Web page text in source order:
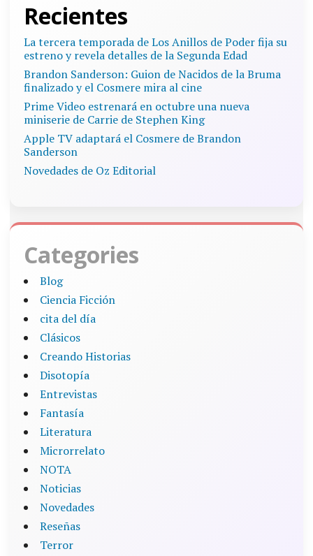
Recientes
La tercera temporada de Los Anillos de Poder fija su
estreno y revela detalles de la Segunda Edad
Brandon Sanderson: Guion de Nacidos de la Bruma
finalizado y el Cosmere mira al cine
Prime Video estrenará en octubre una nueva
miniserie de Carrie de Stephen King
Apple TV adaptará el Cosmere de Brandon
Sanderson
Novedades de Oz Editorial
Categories
Blog
Ciencia Ficción
cita del día
Clásicos
Creando Historias
Disotopía
Entrevistas
Fantasía
Literatura
Microrrelato
NOTA
Noticias
Novedades
Reseñas
Terror